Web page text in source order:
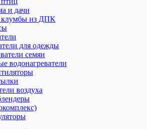
и дачи
клумбы из ДПК
для одежды
семян
водонагреватели
воздуха